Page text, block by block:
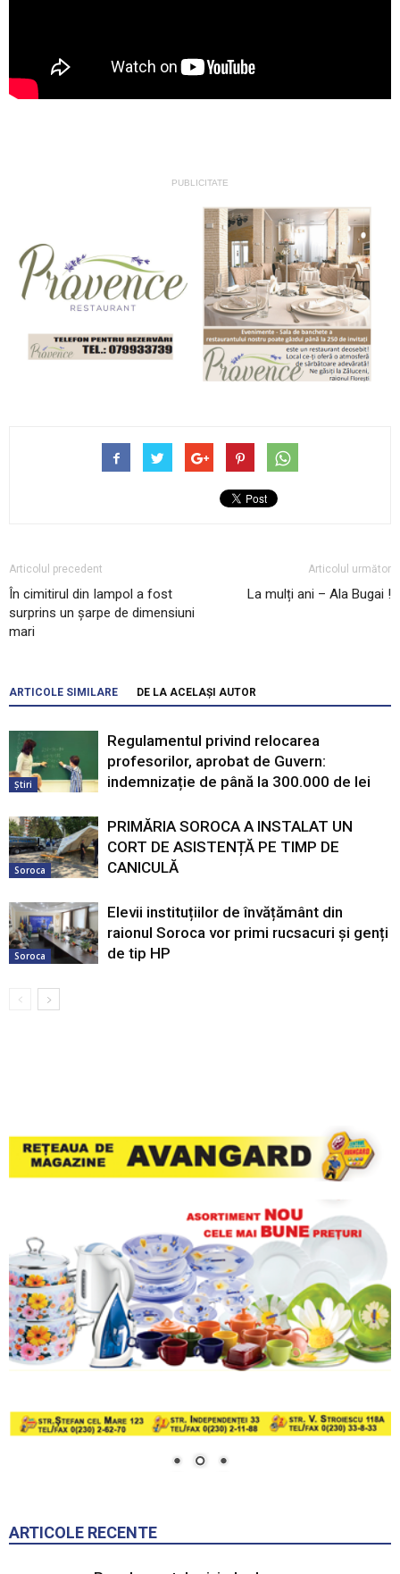
PUBLICITATE
Articolul precedent
În cimitirul din Iampol a fost
surprins un șarpe de dimensiuni
mari
Articolul următor
La mulți ani – Ala Bugai !
ARTICOLE SIMILARE DE LA ACELAȘI AUTOR
Știri
Regulamentul privind relocarea
profesorilor, aprobat de Guvern:
indemnizație de până la 300.000 de lei
Soroca
PRIMĂRIA SOROCA A INSTALAT UN
CORT DE ASISTENȚĂ PE TIMP DE
CANICULĂ
Soroca
Elevii instituțiilor de învățământ din
raionul Soroca vor primi rucsacuri și genți
de tip HP
ARTICOLE RECENTE